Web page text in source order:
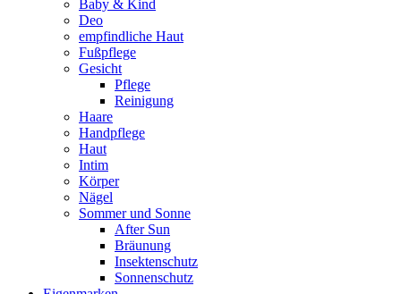
Baby & Kind
Deo
empfindliche Haut
Fußpflege
Gesicht
Pflege
Reinigung
Haare
Handpflege
Haut
Intim
Körper
Nägel
Sommer und Sonne
After Sun
Bräunung
Insektenschutz
Sonnenschutz